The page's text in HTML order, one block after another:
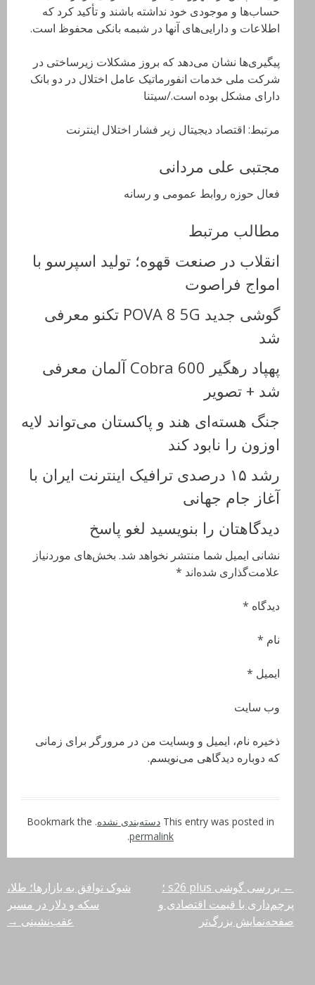
حساب‌ها و موجودی خود نداشته باشند و تأکید کرد که
اطلاعات و دارایی‌های آنها در شبمه بانکی محفوظ است.
پیگیری‌ها نشان می‌دهد که بروز مشکلات زیرساختی در
شرکت ملی خدمات انفورماتیک عامل اختلال در دو بانک
دارای مشکل بوده است./سیتنا
مرتبط: اقتصاد دیجیتال زیر فشار اختلال اینترنت
مجتبی علی مردانی
فعال حوزه روابط عمومی و رسانه
مطالب مرتبط
انقلاب در صنعت قهوه؛ تولید اسپرسو با
امواج فراصوت
گوشی جدید POVA 8 5G تکنو معرفی
شد
پهپاد رهگیر Cobra 600 آلمان معرفی
شد + تصویر
جنگ هسته‌ای هند و پاکستان می‌تواند لایه
اوزون را نابود کند
رشد ۱۵ درصدی ترافیک اینترنت ایران با
آغاز جام جهانی
دیدگاهتان را بنویسید لغو پاسخ
نشانی ایمیل شما منتشر نخواهد شد. بخش‌های موردنیاز
علامت‌گذاری شده‌اند *
دیدگاه *
نام *
ایمیل *
وب‌ سایت
ذخیره نام، ایمیل و وبسایت من در مرورگر برای زمانی
که دوباره دیدگاهی می‌نویسم.
This entry was posted in دسته‌بندی نشده. Bookmark the
permalink
.
راهبری
نوشته‌ها
←
بررسی گوشی s26 plus ؛
پرچم‌داری با قیمت اقتصادی و
صفحه‌نمایش بزرگ‌تر
شوک توافق به بازارها؛ طلا،
سکه و دلار در مسیر
عقب‌نشینی →